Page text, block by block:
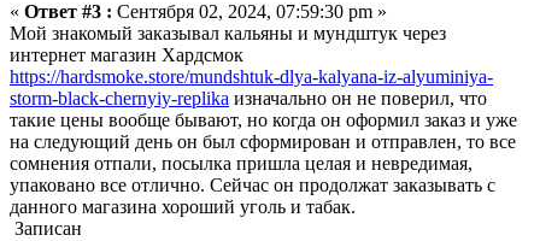
« Ответ #3 : Сентября 02, 2024, 07:59:30 pm »
Мой знакомый заказывал кальяны и мундштук через
интернет магазин Хардсмок
https://hardsmoke.store/mundshtuk-dlya-kalyana-iz-alyuminiya-
storm-black-chernyiy-replika изначально он не поверил, что
такие цены вообще бывают, но когда он оформил заказ и уже
на следующий день он был сформирован и отправлен, то все
сомнения отпали, посылка пришла целая и невредимая,
упаковано все отлично. Сейчас он продолжат заказывать с
данного магазина хороший уголь и табак.
Записан